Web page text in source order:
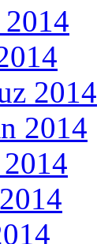
2014
2014